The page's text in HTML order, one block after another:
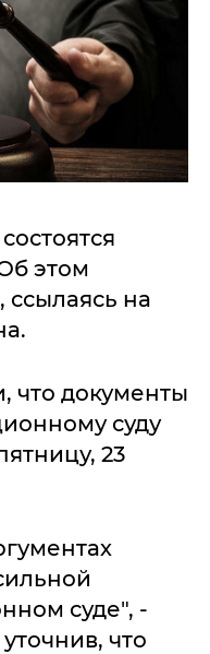
этом
ссылаясь на
что документы
суду
23
суде", -
что